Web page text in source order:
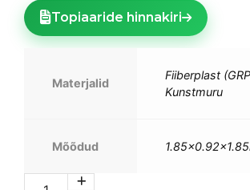
Topiaaride hinnakiri
Materjalid
Fiiberplast
Kunstmuru
Mõõdud